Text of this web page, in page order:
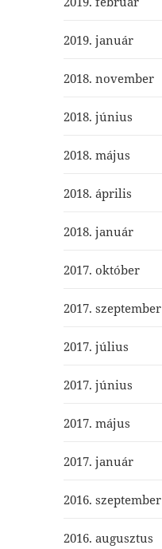
2019. január
2018. november
2018. június
2018. május
2018. április
2018. január
2017. október
2017. szeptember
2017. július
2017. június
2017. május
2017. január
2016. szeptember
2016. augusztus